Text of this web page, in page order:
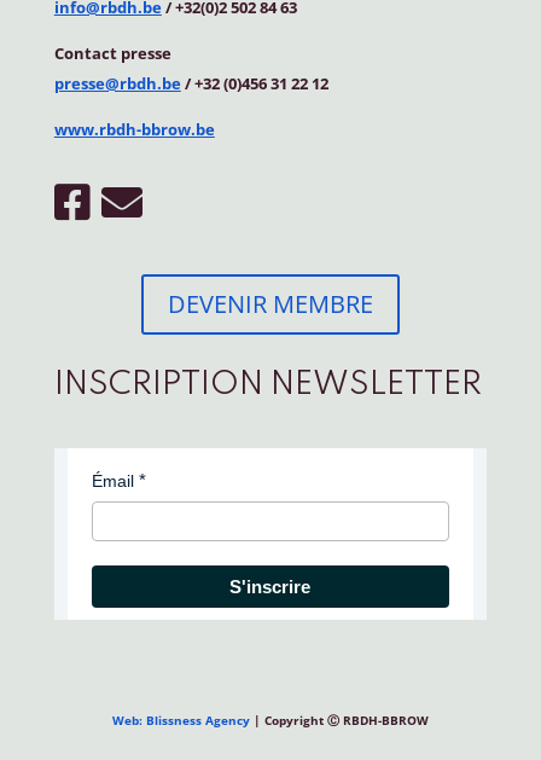
info@rbdh.be/ +32(0)2 502 84 63
Contact presse
presse@rbdh.be/ +32 (0)456 31 22 12
www.rbdh-bbrow.be
DEVENIR MEMBRE
INSCRIPTION NEWSLETTER
Émail
S'inscrire
Web: Blissness Agency| Copyright Ⓒ RBDH-BBROW